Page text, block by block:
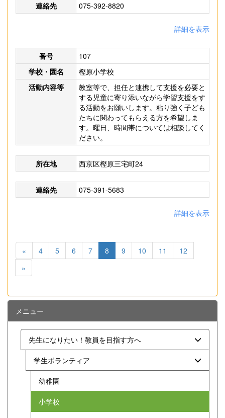
連絡先 075-392-8820
詳細を表示
番号
107
学校・園名
樫原小学校
活動内容等
教室等で、担任と連携して支援を必要と
する児童に寄り添いながら学習支援をす
る活動をお願いします。粘り強く子ども
たちに関わってもらえる方を希望しま
す。曜日、時間帯については相談してく
ださい。
所在地 西京区樫原三宅町24
連絡先 075-391-5683
詳細を表示
« 4 5 6 7 8 9 10 11
12
»
メニュー
先生になりたい！教員を目指す方へ
学生ボランティア
幼稚園
小学校